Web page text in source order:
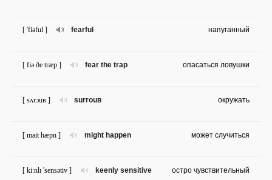
fearful
[ 'fiəful ] напуганный
fear the trap
[ fiə ðe træp ] опасаться ловушки
surrouв
[ sʌrɔuв ] окружать
might happen
[ mait hæpn ] может случиться
keenly sensitive
[ ki:nlɪ 'sensətiv ] остро чувствительный